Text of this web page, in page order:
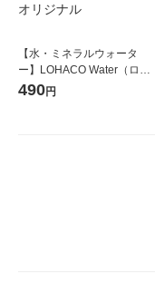
【水・ミネラルウォータ
ー】LOHACO Water（ロハ
コウォーター）2L ラベルレ
490円